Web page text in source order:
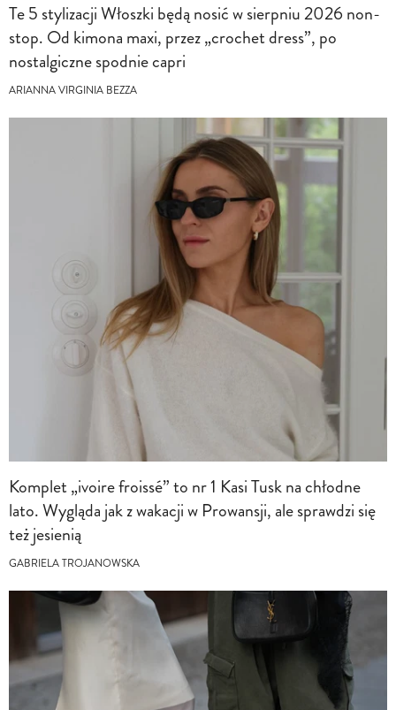
Te 5 stylizacji Włoszki będą nosić w sierpniu 2026 non-
stop. Od kimona maxi, przez „crochet dress”, po
nostalgiczne spodnie capri
ARIANNA VIRGINIA BEZZA
Komplet „ivoire froissé” to nr 1 Kasi Tusk na chłodne
lato. Wygląda jak z wakacji w Prowansji, ale sprawdzi się
też jesienią
GABRIELA TROJANOWSKA